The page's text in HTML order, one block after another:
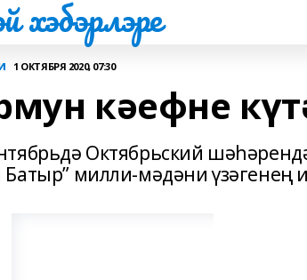
хэбэрлэре
1 ОКТЯБРЯ 2020, 07:30
кәефне
Октябрьский
Батыр” милли-мәдәни үзәгенең